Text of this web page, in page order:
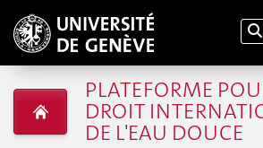
PLATEFORME
DROIT
DE L'EAU DOUCE